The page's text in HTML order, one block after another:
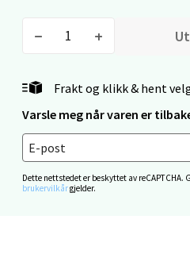
Frakt og klikk & hent
Varsle meg når varen er
Dette nettstedet er beskyttet av reCAPTCHA.
brukervilkårgjelder.
Åpent i dag 10-20
Mandal - Alti